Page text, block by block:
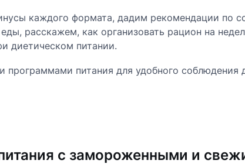
каждого формата, дадим рекомендации по
расскажем, как организовать рацион на
диетическом питании.
программами питания для удобного
с замороженными и